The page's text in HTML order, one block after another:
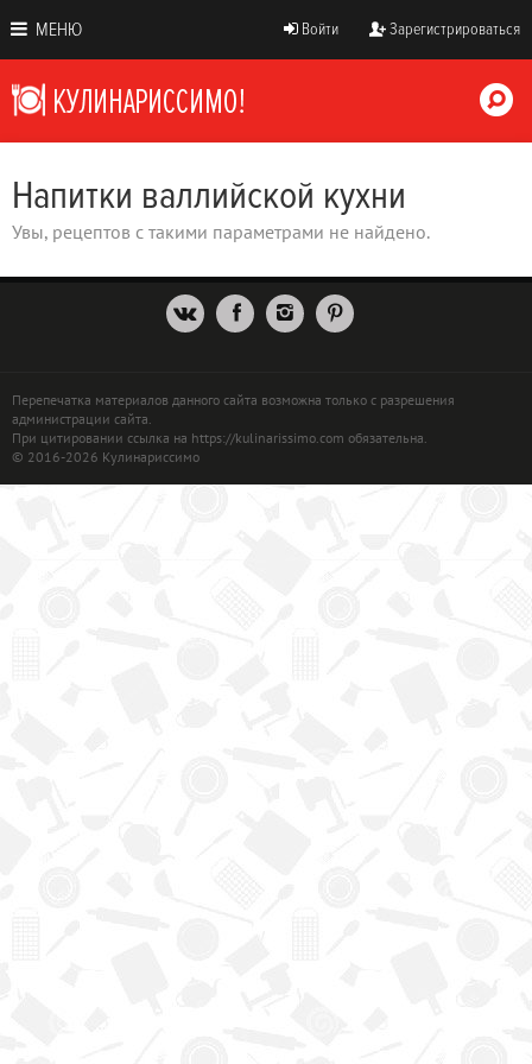
МЕНЮ Войти Зарегистрироваться
Напитки валлийской кухни
Увы, рецептов с такими параметрами не найдено.
Перепечатка материалов данного сайта возможна только с разрешения
администрации сайта.
При цитировании ссылка на https://kulinarissimo.com обязательна.
© 2016-2026 Кулинариссимо